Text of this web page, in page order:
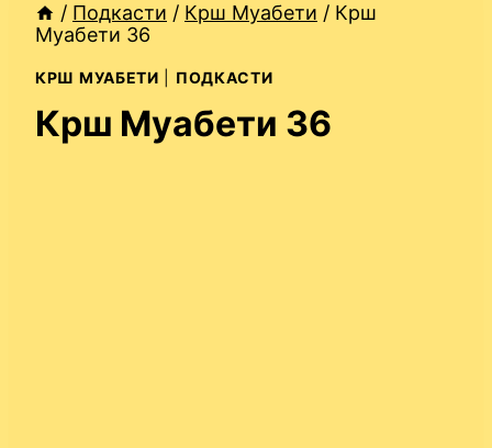
/ Подкасти / Крш Муабети / Крш
Муабети 36
КРШ МУАБЕТИ ПОДКАСТИ
Крш Муабети 36